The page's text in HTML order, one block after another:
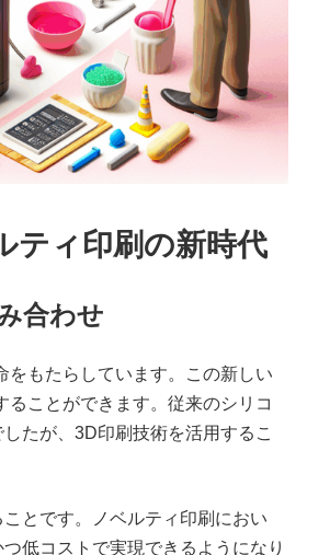
ティ印刷の新時代
合わせ
もたらしています。この新しい
ことができます。従来のシリコ
たが、3D印刷技術を活用するこ
とです。ノベルティ印刷におい
低コストで実現できるようになり